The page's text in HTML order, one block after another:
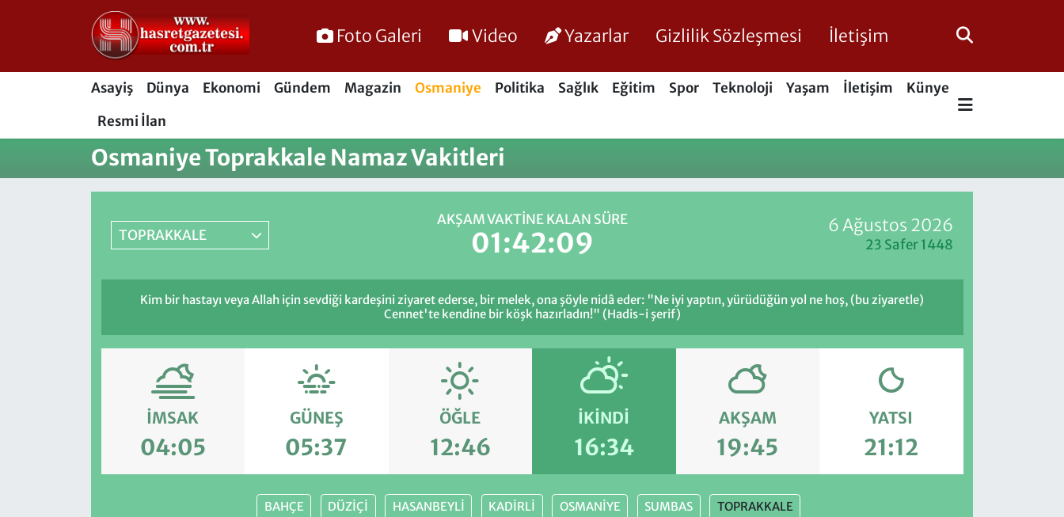
Foto Galeri Video Yazarlar Gizlilik Sözleşmesi İletişim
Asayiş Dünya Ekonomi Gündem Magazin Osmaniye Politika Sağlık Eğitim Spor Teknoloji Yaşam İletişim
Künye
Resmi İlan
Osmaniye Toprakkale Namaz Vakitleri
TOPRAKKALE
AKŞAM VAKTINE KALAN SÜRE
01:42:08
6 Ağustos 2026
23 Safer 1448
Kim bir hastayı veya Allah için sevdiği kardeşini ziyaret ederse, bir melek, ona şöyle nidâ eder: "Ne iyi yaptın, yürüdüğün yol ne hoş, (bu ziyaretle)
Cennet'te kendine bir köşk hazırladın!" (Hadis-i şerif)
İMSAK
04:05
GÜNEŞ
05:37
ÖĞLE
12:46
İKINDI
16:34
AKŞAM
19:45
YATSI
21:12
BAHÇE DÜZİÇİ HASANBEYLİ KADİRLİ OSMANİYE SUMBAS TOPRAKKALE
Osmaniye Nöbetçi Eczaneler
Osmaniye Hava Durumu
Osmaniye Trafik Yoğunluk Haritası
Süper Lig Puan Durumu ve Fikstür
Tüm Manşetler